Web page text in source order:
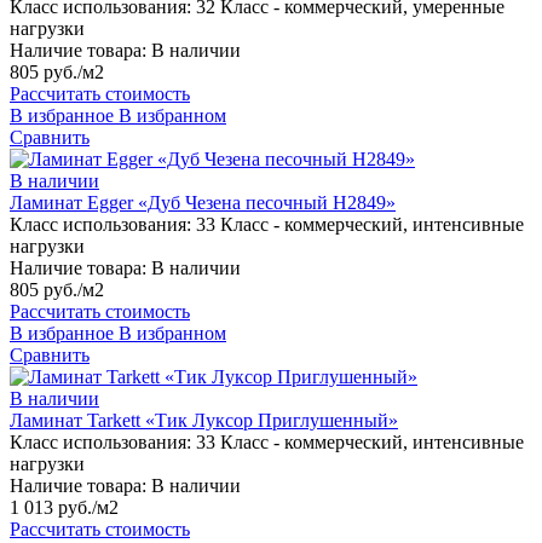
Класс использования: 32 Класс - коммерческий, умеренные
нагрузки
Наличие товара: В наличии
805 руб./м2
Рассчитать стоимость
В избранное В избранном
Сравнить
В наличии
Ламинат Egger «Дуб Чезена песочный H2849»
Класс использования: 33 Класс - коммерческий, интенсивные
нагрузки
Наличие товара: В наличии
805 руб./м2
Рассчитать стоимость
В избранное В избранном
Сравнить
В наличии
Ламинат Tarkett «Тик Луксор Приглушенный»
Класс использования: 33 Класс - коммерческий, интенсивные
нагрузки
Наличие товара: В наличии
1 013 руб./м2
Рассчитать стоимость